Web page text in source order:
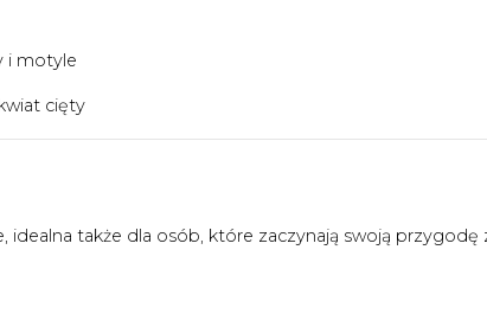
i motyle
cięty
idealna także dla osób, które zaczynają swoją przygodę